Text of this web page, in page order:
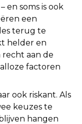
en soms is ook
een
terug te
helder en
aan de
factoren
ook riskant. Als
keuzes te
hangen